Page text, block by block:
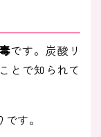
です。炭酸リ
とで知られて
す。